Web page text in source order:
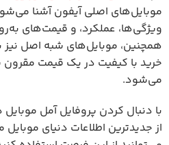
موبایل‌های اصلی آیفون آشنا
ویژگی‌ها، عملکرد، و قیمت‌های
همچنین، موبایل‌های شبه اصل
خرید با کیفیت در یک قیمت مقرون
می‌شود.
با دنبال کردن پروفایل آمل
از جدیدترین اطلاعات دنیای